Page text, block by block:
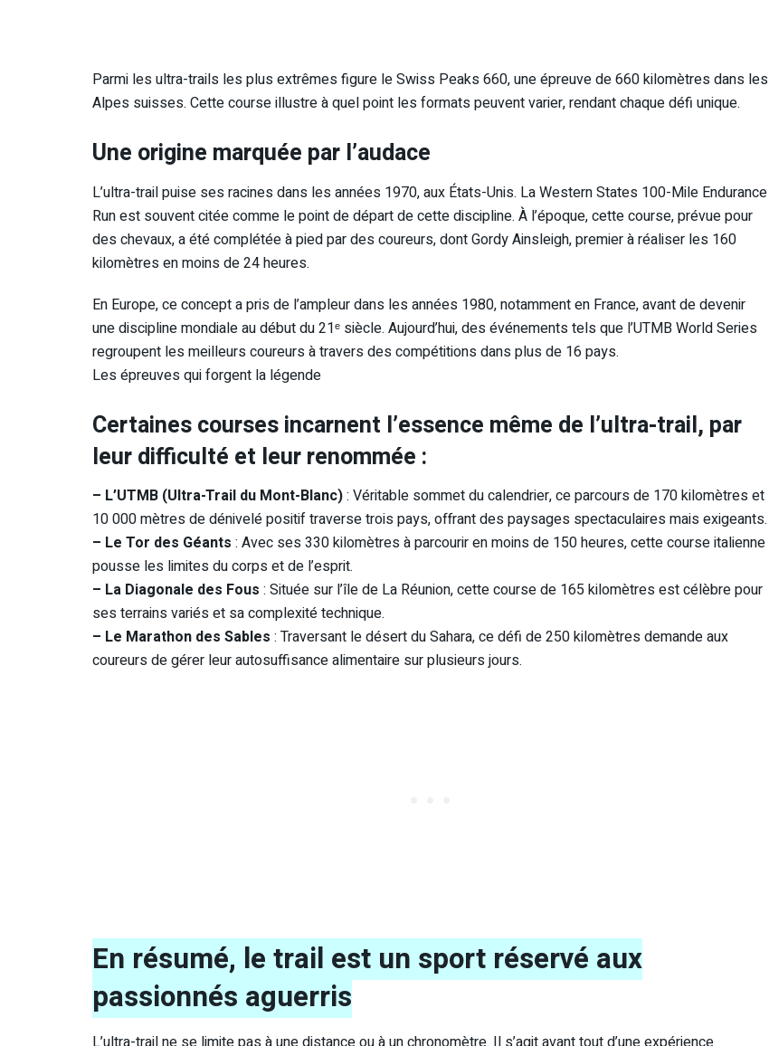
Parmi les ultra-trails les plus extrêmes figure le Swiss Peaks 660, une épreuve de 660 kilomètres dans les
Alpes suisses. Cette course illustre à quel point les formats peuvent varier, rendant chaque défi unique.
Une origine marquée par l’audace
L’ultra-trail puise ses racines dans les années 1970, aux États-Unis. La Western States 100-Mile Endurance
Run est souvent citée comme le point de départ de cette discipline. À l’époque, cette course, prévue pour
des chevaux, a été complétée à pied par des coureurs, dont Gordy Ainsleigh, premier à réaliser les 160
kilomètres en moins de 24 heures.
En Europe, ce concept a pris de l’ampleur dans les années 1980, notamment en France, avant de devenir
une discipline mondiale au début du 21ᵉ siècle. Aujourd’hui, des événements tels que l’UTMB World Series
regroupent les meilleurs coureurs à travers des compétitions dans plus de 16 pays.
Les épreuves qui forgent la légende
Certaines courses incarnent l’essence même de l’ultra-trail, par
leur difficulté et leur renommée :
– L’UTMB (Ultra-Trail du Mont-Blanc): Véritable sommet du calendrier, ce parcours de 170 kilomètres et
10 000 mètres de dénivelé positif traverse trois pays, offrant des paysages spectaculaires mais exigeants.
– Le Tor des Géants : Avec ses 330 kilomètres à parcourir en moins de 150 heures, cette course italienne
pousse les limites du corps et de l’esprit.
– La Diagonale des Fous : Située sur l’île de La Réunion, cette course de 165 kilomètres est célèbre pour
ses terrains variés et sa complexité technique.
– Le Marathon des Sables : Traversant le désert du Sahara, ce défi de 250 kilomètres demande aux
coureurs de gérer leur autosuffisance alimentaire sur plusieurs jours.
En résumé, le trail est un sport réservé aux
passionnés aguerris